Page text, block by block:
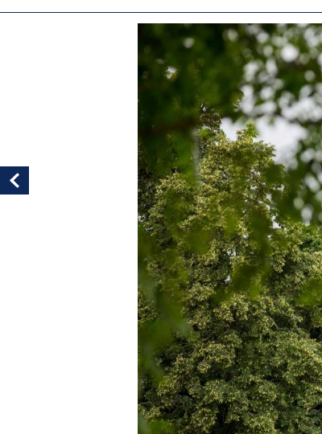
Vorheriges Bild